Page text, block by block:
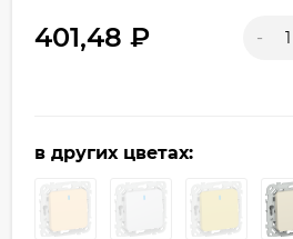
401,48 ₽ -
в других цветах: